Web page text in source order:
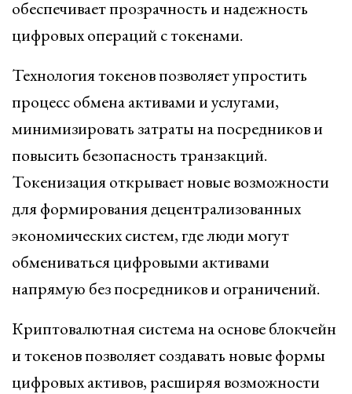
обеспечивает прозрачность и надежность
цифровых операций с токенами.
Технология токенов позволяет упростить
процесс обмена активами и услугами,
минимизировать затраты на посредников и
повысить безопасность транзакций.
Токенизация открывает новые возможности
для формирования децентрализованных
экономических систем, где люди могут
обмениваться цифровыми активами
напрямую без посредников и ограничений.
Криптовалютная система на основе блокчейн
и токенов позволяет создавать новые формы
цифровых активов, расширяя возможности